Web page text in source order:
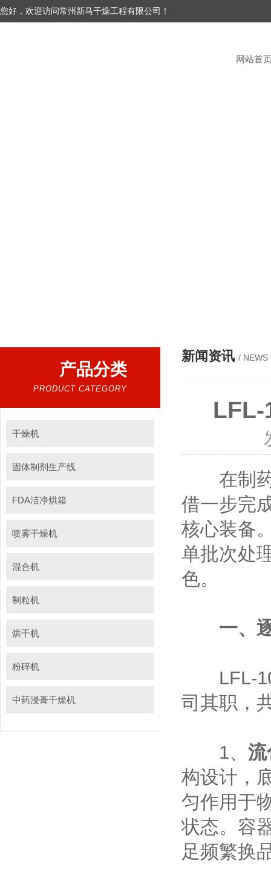
您好，欢迎访问常州新马干燥工程有限公司！
网站首
产品分类
PRODUCT CATEGORY
干燥机
固体制剂生产线
FDA洁净烘箱
喷雾干燥机
混合机
制粒机
烘干机
粉碎机
中药浸膏干燥机
新闻资讯 / NEWS
LFL-
在制药
借一步完
核心装备
单批次处
色。
一、逐
LFL-
司其职，
‌1、 流
构设计，
匀作用于
状态。容
足频繁换